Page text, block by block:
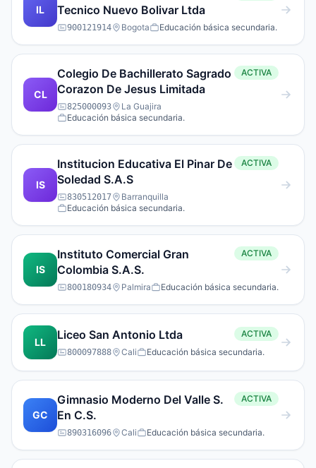
IL
Tecnico Nuevo Bolivar Ltda
900121914 Bogota Educación básica secundaria.
CL
Colegio De Bachillerato Sagrado
Corazon De Jesus Limitada
ACTIVA
825000093
La Guajira
Educación básica secundaria.
IS
Institucion Educativa El Pinar De
Soledad S.A.S
ACTIVA
830512017
Barranquilla
Educación básica secundaria.
IS
Instituto Comercial Gran
Colombia S.A.S.
ACTIVA
800180934 Palmira Educación básica secundaria.
LL
Liceo San Antonio Ltda ACTIVA
800097888 Cali Educación básica secundaria.
GC
Gimnasio Moderno Del Valle S.
En C.S.
ACTIVA
890316096 Cali Educación básica secundaria.